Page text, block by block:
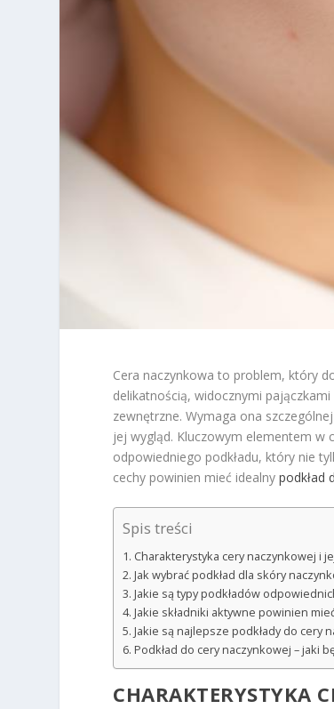
Cera naczynkowa to problem, który
delikatnością, widocznymi
zewnętrzne. Wymaga ona
jej wygląd. Kluczowym elementem w
odpowiedniego podkładu, który nie
cechy powinien mieć idealnypodkład
Spis treści
Charakterystyka cery naczynkowej i
Jak wybrać podkład dla skóry
Jakie są typy podkładów
Jakie składniki aktywne powinien
Jakie są najlepsze podkłady do cery
Podkład do cery naczynkowej – jaki
CHARAKTERYSTYKA